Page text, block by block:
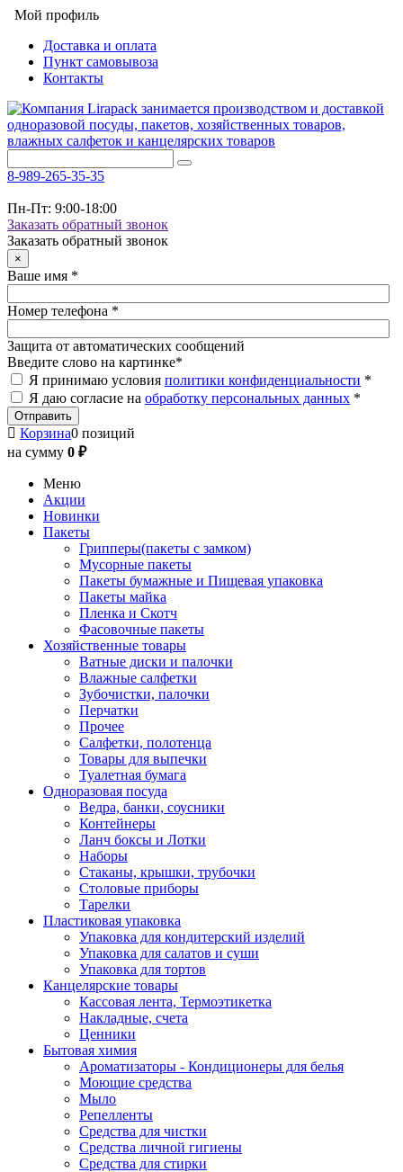
Мой профиль
Доставка и оплата
Пункт самовывоза
Контакты
8-989-265-35-35
Пн-Пт: 9:00-18:00
Заказать обратный звонок
Заказать обратный звонок
×
Ваше имя *
Номер телефона *
Защита от автоматических сообщений
Введите слово на картинке*
Я принимаю условия политики конфиденциальности *
Я даю согласие на обработку персональных данных *
Корзина0 позиций
на сумму 0 ₽
Меню
Акции
Новинки
Пакеты
Грипперы(пакеты с замком)
Мусорные пакеты
Пакеты бумажные и Пищевая упаковка
Пакеты майка
Пленка и Скотч
Фасовочные пакеты
Хозяйственные товары
Ватные диски и палочки
Влажные салфетки
Зубочистки, палочки
Перчатки
Прочее
Салфетки, полотенца
Товары для выпечки
Туалетная бумага
Одноразовая посуда
Ведра, банки, соусники
Контейнеры
Ланч боксы и Лотки
Наборы
Стаканы, крышки, трубочки
Столовые приборы
Тарелки
Пластиковая упаковка
Упаковка для кондитерский изделий
Упаковка для салатов и суши
Упаковка для тортов
Канцелярские товары
Кассовая лента, Термоэтикетка
Накладные, счета
Ценники
Бытовая химия
Ароматизаторы - Кондиционеры для белья
Моющие средства
Мыло
Репелленты
Средства для чистки
Средства личной гигиены
Средства для стирки